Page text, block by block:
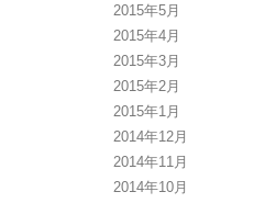
2015年5月
2015年4月
2015年3月
2015年2月
2015年1月
2014年12月
2014年11月
2014年10月